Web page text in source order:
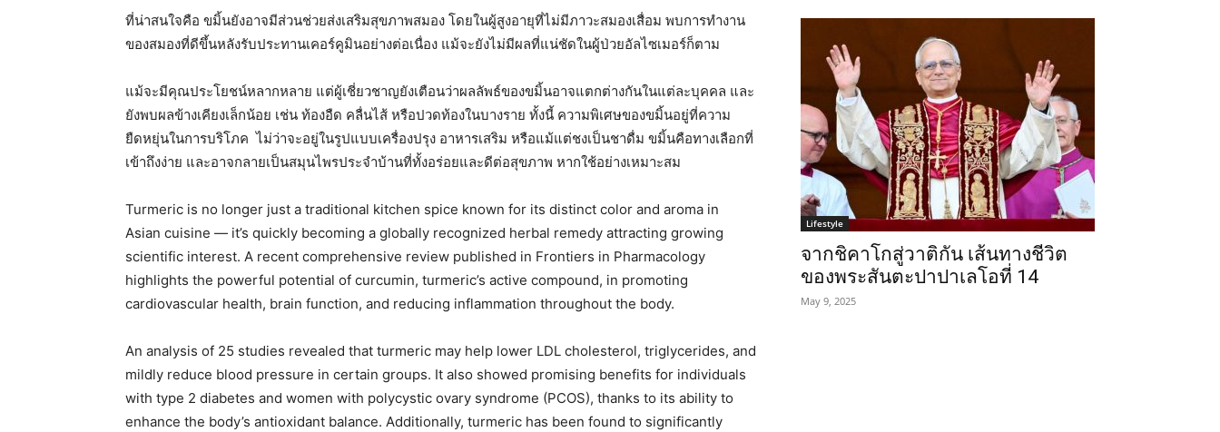
ที่น่าสนใจคือ ขมิ้นยังอาจมีส่วนช่วยส่งเสริมสุขภาพสมอง โดยในผู้สูงอายุที่ไม่มีภาวะสมองเสื่อม พบการทำงาน
ของสมองที่ดีขึ้นหลังรับประทานเคอร์คูมินอย่างต่อเนื่อง แม้จะยังไม่มีผลที่แน่ชัดในผู้ป่วยอัลไซเมอร์ก็ตาม
แม้จะมีคุณประโยชน์หลากหลาย แต่ผู้เชี่ยวชาญยังเตือนว่าผลลัพธ์ของขมิ้นอาจแตกต่างกันในแต่ละบุคคล และ
ยังพบผลข้างเคียงเล็กน้อย เช่น ท้องอืด คลื่นไส้ หรือปวดท้องในบางราย ทั้งนี้ ความพิเศษของขมิ้นอยู่ที่ความ
ยืดหยุ่นในการบริโภค ไม่ว่าจะอยู่ในรูปแบบเครื่องปรุง อาหารเสริม หรือแม้แต่ชงเป็นชาดื่ม ขมิ้นคือทางเลือกที่
เข้าถึงง่าย และอาจกลายเป็นสมุนไพรประจำบ้านที่ทั้งอร่อยและดีต่อสุขภาพ หากใช้อย่างเหมาะสม
Turmeric is no longer just a traditional kitchen spice known for its distinct color and aroma in
Asian cuisine — it’s quickly becoming a globally recognized herbal remedy attracting growing
scientific interest. A recent comprehensive review published in Frontiers in Pharmacology
highlights the powerful potential of curcumin, turmeric’s active compound, in promoting
cardiovascular health, brain function, and reducing inflammation throughout the body.
An analysis of 25 studies revealed that turmeric may help lower LDL cholesterol, triglycerides, and
mildly reduce blood pressure in certain groups. It also showed promising benefits for individuals
with type 2 diabetes and women with polycystic ovary syndrome (PCOS), thanks to its ability to
enhance the body’s antioxidant balance. Additionally, turmeric has been found to significantly
Lifestyle
จากชิคาโกสู่วาติกัน เส้นทางชีวิต
ของพระสันตะปาปาเลโอที่ 14
May 9, 2025